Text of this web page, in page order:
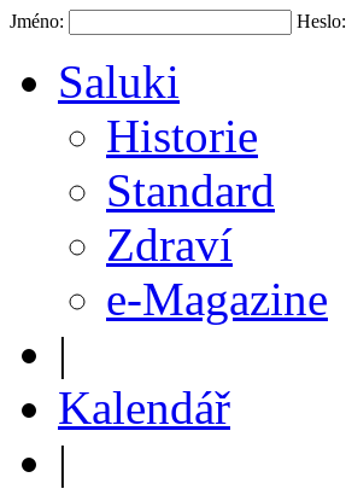
Jméno: Heslo:
Saluki
Historie
Standard
Zdraví
e-Magazine
|
Kalendář
|